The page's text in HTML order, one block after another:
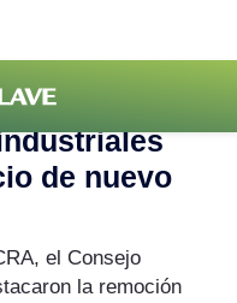
de nuevo
el Consejo
la remoción